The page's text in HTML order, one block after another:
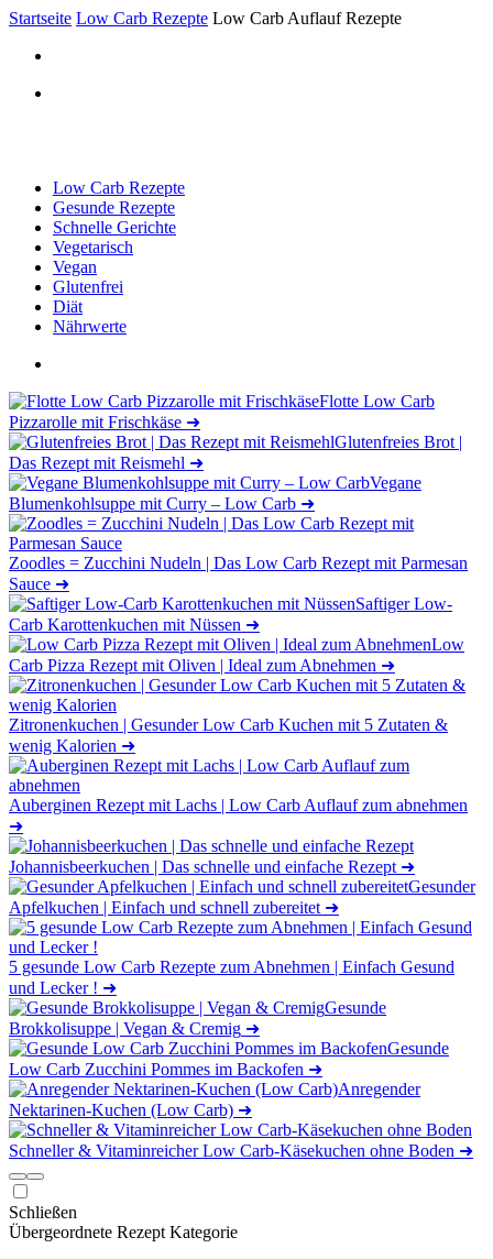
Startseite Low Carb Rezepte Low Carb Auflauf Rezepte
Low Carb Rezepte
Gesunde Rezepte
Schnelle Gerichte
Vegetarisch
Vegan
Glutenfrei
Diät
Nährwerte
Flotte Low Carb
Pizzarolle mit Frischkäse ➜
Glutenfreies Brot |
Das Rezept mit Reismehl ➜
Vegane
Blumenkohlsuppe mit Curry – Low Carb ➜
Zoodles = Zucchini Nudeln | Das Low Carb Rezept mit Parmesan
Sauce ➜
Saftiger Low-
Carb Karottenkuchen mit Nüssen ➜
Low
Carb Pizza Rezept mit Oliven | Ideal zum Abnehmen ➜
Zitronenkuchen | Gesunder Low Carb Kuchen mit 5 Zutaten &
wenig Kalorien ➜
Auberginen Rezept mit Lachs | Low Carb Auflauf zum abnehmen
➜
Johannisbeerkuchen | Das schnelle und einfache Rezept ➜
Gesunder
Apfelkuchen | Einfach und schnell zubereitet ➜
5 gesunde Low Carb Rezepte zum Abnehmen | Einfach Gesund
und Lecker ! ➜
Gesunde
Brokkolisuppe | Vegan & Cremig ➜
Gesunde
Low Carb Zucchini Pommes im Backofen ➜
Anregender
Nektarinen-Kuchen (Low Carb) ➜
Schneller & Vitaminreicher Low Carb-Käsekuchen ohne Boden ➜
Schließen
Übergeordnete Rezept Kategorie